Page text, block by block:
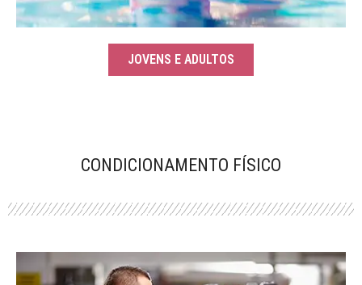
JOVENS E ADULTOS
CONDICIONAMENTO FÍSICO